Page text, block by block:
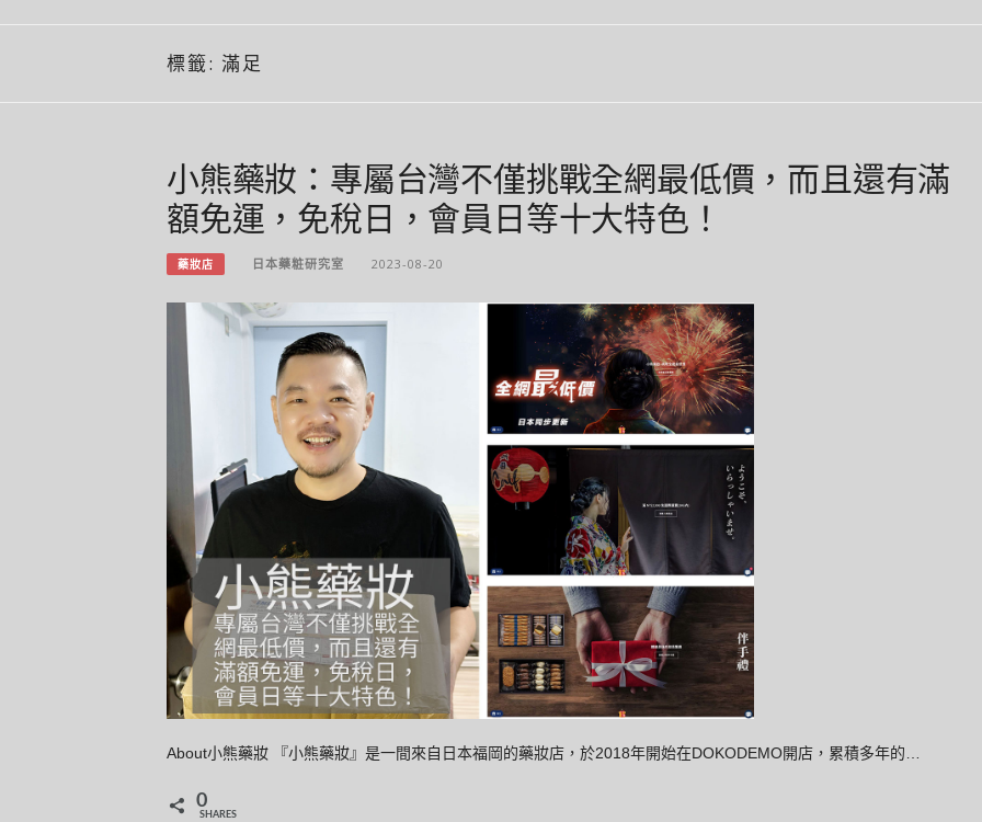
標籤: 滿足
小熊藥妝：專屬台灣不僅挑戰全網最低價，而且還有滿
額免運，免稅日，會員日等十大特色！
藥妝店 日本藥粧研究室 2023-08-20
About小熊藥妝 『小熊藥妝』是一間來自日本福岡的藥妝店，於2018年開始在DOKODEMO開店，累積多年的…
0
SHARES